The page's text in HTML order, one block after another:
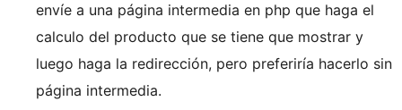
envíe a una página intermedia en php que haga el
calculo del producto que se tiene que mostrar y
luego haga la redirección, pero preferiría hacerlo sin
página intermedia.